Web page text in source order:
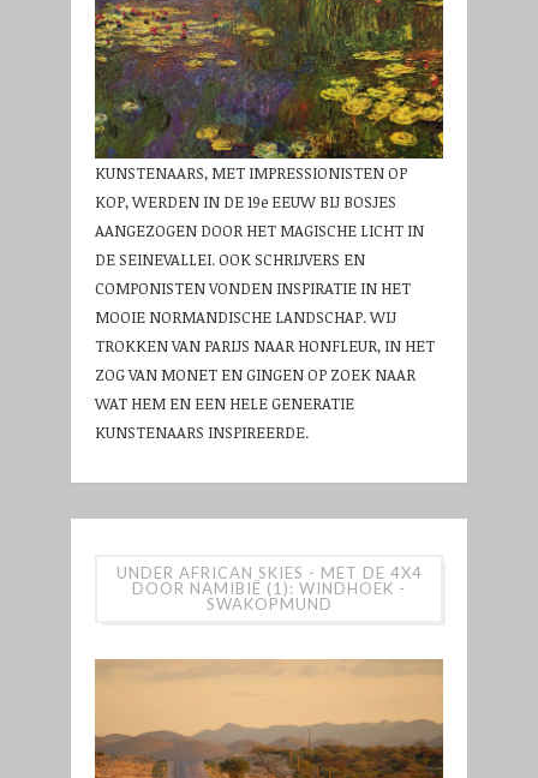
KUNSTENAARS, MET IMPRESSIONISTEN OP
KOP, WERDEN IN DE 19e EEUW BIJ BOSJES
AANGEZOGEN DOOR HET MAGISCHE LICHT IN
DE SEINEVALLEI. OOK SCHRIJVERS EN
COMPONISTEN VONDEN INSPIRATIE IN HET
MOOIE NORMANDISCHE LANDSCHAP. WIJ
TROKKEN VAN PARIJS NAAR HONFLEUR, IN HET
ZOG VAN MONET EN GINGEN OP ZOEK NAAR
WAT HEM EN EEN HELE GENERATIE
KUNSTENAARS INSPIREERDE.
UNDER AFRICAN SKIES - MET DE 4X4
DOOR NAMIBIË (1): WINDHOEK -
SWAKOPMUND